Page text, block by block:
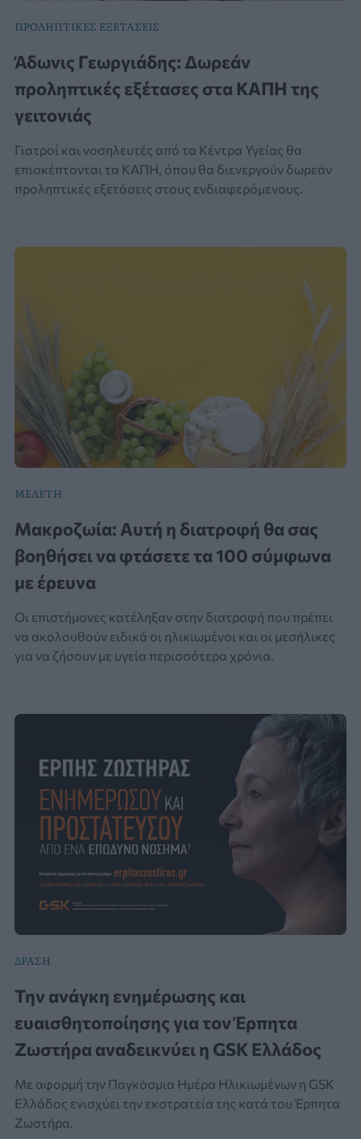
ΠΡΟΛΗΠΤΙΚΕΣ ΕΞΕΤΑΣΕΙΣ
Άδωνις Γεωργιάδης: Δωρεάν
προληπτικές εξέτασες στα ΚΑΠΗ της
γειτονιάς
Γιατροί και νοσηλευτές από τα Κέντρα Υγείας θα
επισκέπτονται τα ΚΑΠΗ, όπου θα διενεργούν δωρεάν
προληπτικές εξετάσεις στους ενδιαφερόμενους.
ΜΕΛΕΤΗ
Μακροζωία: Αυτή η διατροφή θα σας
βοηθήσει να φτάσετε τα 100 σύμφωνα
με έρευνα
Οι επιστήμονες κατέληξαν στην διατροφή που πρέπει
να ακολουθούν ειδικά οι ηλικιωμένοι και οι μεσήλικες
για να ζήσουν με υγεία περισσότερα χρόνια.
ΔΡΑΣΗ
Την ανάγκη ενημέρωσης και
ευαισθητοποίησης για τον Έρπητα
Ζωστήρα αναδεικνύει η GSΚ Ελλάδος
Με αφορμή την Παγκόσμια Ημέρα Ηλικιωμένων η GSΚ
Ελλάδος ενισχύει την εκστρατεία της κατά του Έρπητα
Ζωστήρα.